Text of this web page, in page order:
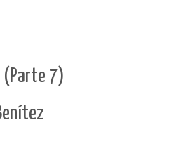
(Parte 7)